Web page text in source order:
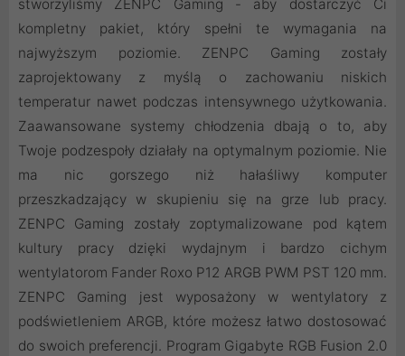
stworzyliśmy ZENPC Gaming - aby dostarczyć Ci
kompletny pakiet, który spełni te wymagania na
najwyższym poziomie. ZENPC Gaming zostały
zaprojektowany z myślą o zachowaniu niskich
temperatur nawet podczas intensywnego użytkowania.
Zaawansowane systemy chłodzenia dbają o to, aby
Twoje podzespoły działały na optymalnym poziomie. Nie
ma nic gorszego niż hałaśliwy komputer
przeszkadzający w skupieniu się na grze lub pracy.
ZENPC Gaming zostały zoptymalizowane pod kątem
kultury pracy dzięki wydajnym i bardzo cichym
wentylatorom Fander Roxo P12 ARGB PWM PST 120 mm.
ZENPC Gaming jest wyposażony w wentylatory z
podświetleniem ARGB, które możesz łatwo dostosować
do swoich preferencji. Program Gigabyte RGB Fusion 2.0